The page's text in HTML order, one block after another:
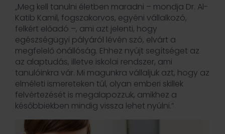
„Meg kell tanulni életben maradni – mondja Dr. Al-
Katib Kamil, fogszakorvos, egyéni vállalkozó,
felkért előadó –, ami azt jelenti, hogy
egészségügyi pályáról lévén szó, elvárt a
megfelelő önállóság. Ehhez nyújt segítséget az
az alaptudás, illetve iskolai rendszer, ami
tanulóinkra vár. Mi magunkra vállaljuk azt, hogy az
elméleti ismereteken túl, olyan emberi skillek
felvértezését is megalapozzuk, amikhez a
későbbiekben mindig vissza lehet nyúlni.”